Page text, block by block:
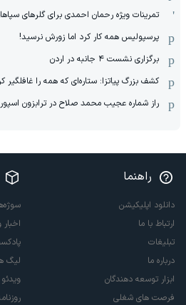
تمرینات ویژه رحمان احمدی برای گلرهای
پرسپولیس همه کار کرد اما زورش نرسید!
برگزاری نشست ۴ جانبه در اردن
کشف بزرگ پیاتزا: ستاره‌ای که همه را غافلگیر
راز شماره عجیب محمد صلاح در ترابزون اسپور
راهنما
دانلود اپلیکیشن
ارتباط با ما
تبلیغات
درباره ما
ابزار توسعه دهندگان
فرصت های شغلی
لیگ
ویدئو